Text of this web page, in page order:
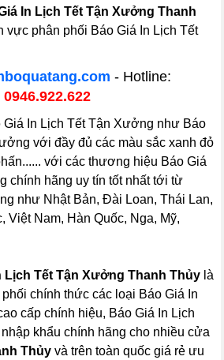
In Lịch Tết Tận Xưởng Thanh
vực phân phối Báo Giá In Lịch Tết
- Hotline:
0946.922.622
In Lịch Tết Tận Xưởng như Báo
với đầy đủ các màu sắc xanh đỏ
với các thương hiệu Báo Giá
chính hãng uy tín tốt nhất tới từ
như Nhật Bản, Đài Loan, Thái Lan,
Việt Nam, Hàn Quốc, Nga, Mỹ,
Lịch Tết Tận Xưởng Thanh Thủy là
chính thức các loại Báo Giá In
cấp chính hiệu, Báo Giá In Lịch
khẩu chính hãng cho nhiều cửa
Thủy và trên toàn quốc giá rẻ ưu